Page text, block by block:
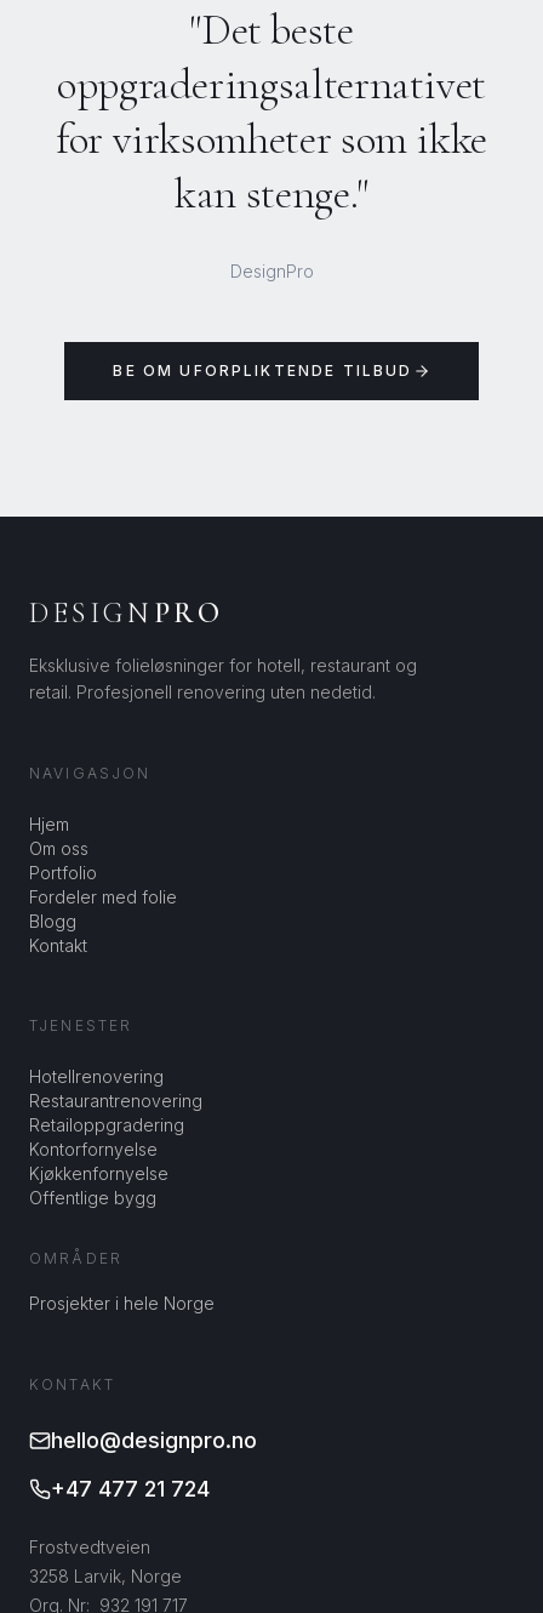
"Det beste
oppgraderingsalternativet
for virksomheter som ikke
kan stenge."
DesignPro
BE OM UFORPLIKTENDE TILBUD
DESIGN PRO
Eksklusive folieløsninger for hotell, restaurant og
retail. Profesjonell renovering uten nedetid.
NAVIGASJON
Hjem
Om oss
Portfolio
Fordeler med folie
Blogg
Kontakt
TJENESTER
Hotellrenovering
Restaurantrenovering
Retailoppgradering
Kontorfornyelse
Kjøkkenfornyelse
Offentlige bygg
OMRÅDER
Prosjekter i hele Norge
KONTAKT
hello@designpro.no
+47 477 21 724
Frostvedtveien
3258 Larvik, Norge
Org. Nr: 932 191 717